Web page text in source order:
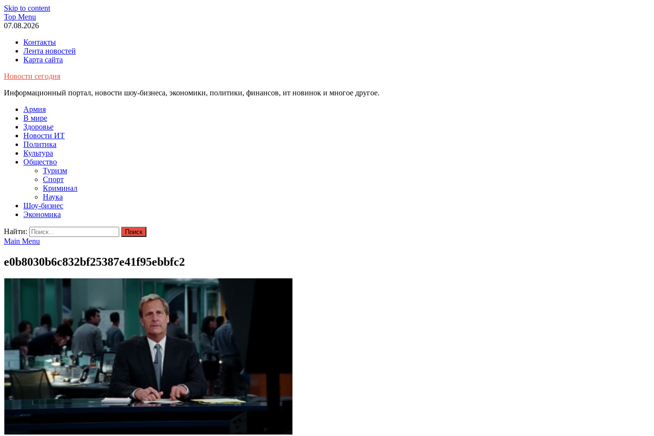
Skip to content
Top Menu
07.08.2026
Контакты
Лента новостей
Карта сайта
Новости сегодня
Информационный портал, новости шоу-бизнеса, экономики, политики, финансов, ит новинок и многое другое.
Армия
В мире
Здоровье
Новости ИТ
Политика
Культура
Общество
Туризм
Спорт
Криминал
Наука
Шоу-бизнес
Экономика
Найти:
Main Menu
e0b8030b6c832bf25387e41f95ebbfc2